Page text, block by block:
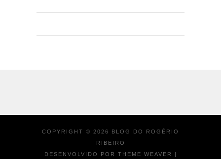
COPYRIGHT © 2026 BLOG DO ROGÉRIO
RIBEIRO
DESENVOLVIDO POR THEME WEAVER |